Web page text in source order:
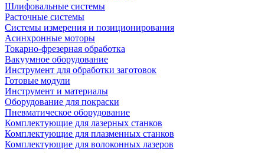
Шлифовальные системы
Расточные системы
Системы измерения и позиционирования
Асинхронные моторы
Токарно-фрезерная обработка
Вакуумное оборудование
Инструмент для обработки заготовок
Готовые модули
Инструмент и материалы
Оборудование для покраски
Пневматическое оборудование
Комплектующие для лазерных станков
Комплектующие для плазменных станков
Комплектующие для волоконных лазеров